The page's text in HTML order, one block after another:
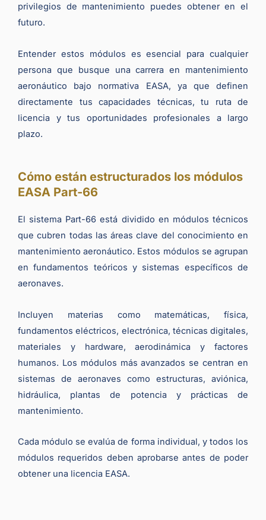
privilegios de mantenimiento puedes obtener en el
futuro.
Entender estos módulos es esencial para cualquier
persona que busque una carrera en mantenimiento
aeronáutico bajo normativa EASA, ya que definen
directamente tus capacidades técnicas, tu ruta de
licencia y tus oportunidades profesionales a largo
plazo.
Cómo están estructurados los módulos
EASA Part-66
El sistema Part-66 está dividido en módulos técnicos
que cubren todas las áreas clave del conocimiento en
mantenimiento aeronáutico. Estos módulos se agrupan
en fundamentos teóricos y sistemas específicos de
aeronaves.
Incluyen materias como matemáticas, física,
fundamentos eléctricos, electrónica, técnicas digitales,
materiales y hardware, aerodinámica y factores
humanos. Los módulos más avanzados se centran en
sistemas de aeronaves como estructuras, aviónica,
hidráulica, plantas de potencia y prácticas de
mantenimiento.
Cada módulo se evalúa de forma individual, y todos los
módulos requeridos deben aprobarse antes de poder
obtener una licencia EASA.